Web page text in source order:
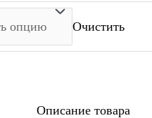
Очистить
Описание товара